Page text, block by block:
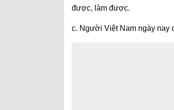
được, làm được.
c. Người Việt Nam ngày nay